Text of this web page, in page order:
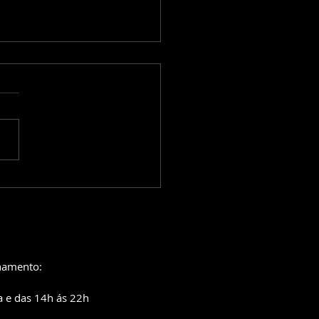
e das 14h ás 22h